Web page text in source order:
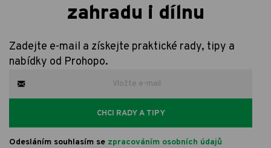
zahradu i dílnu
Zadejte e-mail a získejte praktické rady, tipy a
nabídky od Prohopo.
CHCI RADY A TIPY
Odesláním souhlasím se zpracováním osobních údajů